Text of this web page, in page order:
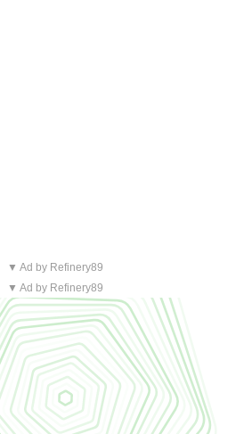
▼ Ad by Refinery89
▼ Ad by Refinery89